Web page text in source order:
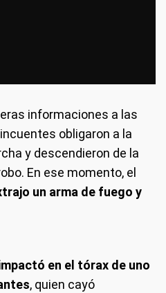
informaciones a las
obligaron a la
y descendieron de la
En ese momento, el
un arma de fuego y
en el tórax de uno
, quien cayó